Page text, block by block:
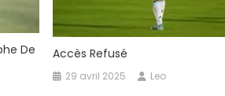
De
Accès Refusé
29 avril 2025 Leo